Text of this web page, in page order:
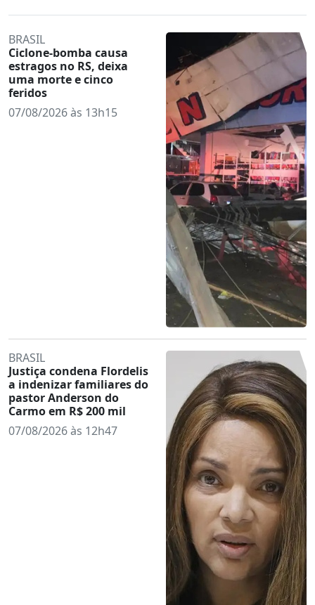
BRASIL
Ciclone-bomba causa
estragos no RS, deixa
uma morte e cinco
feridos
07/08/2026 às 13h15
BRASIL
Justiça condena Flordelis
a indenizar familiares do
pastor Anderson do
Carmo em R$ 200 mil
07/08/2026 às 12h47